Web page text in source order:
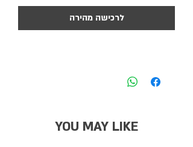
לרכישה מהירה
YOU MAY LIKE